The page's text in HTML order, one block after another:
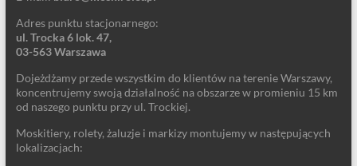
Adres punktu stacjonarnego:
ul. Trocka 6 lok. 47,
03-563 Warszawa
Dojeżdżamy przede wszystkim do klientów na terenie Warszawy,
koncentrujemy swoją działalność na obszarze w promieniu 15 km
od naszego punktu przy ul. Trockiej.
Moskitiery, rolety, żaluzje i markizy montujemy w następujących
lokalizacjach: